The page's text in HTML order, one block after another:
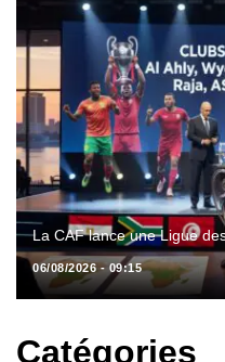
La CAF lance une Ligue
06/08/2026 - 09:15
Catégories